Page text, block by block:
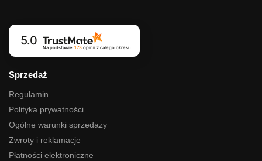
5.0
Na podstawie 173opinii z całego okresu
Sprzedaż
Regulamin
Polityka prywatności
Ogólne warunki sprzedaży
Zwroty i reklamacje
Płatności elektroniczne